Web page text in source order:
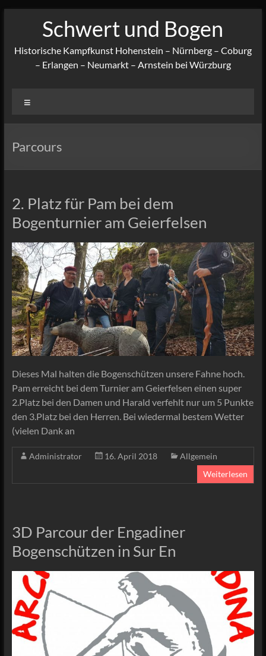
Schwert und Bogen
Historische Kampfkunst Hohenstein – Nürnberg – Coburg
– Erlangen – Neumarkt – Arnstein bei Würzburg
Parcours
2. Platz für Pam bei dem
Bogenturnier am Geierfelsen
Dieses Mal halten die Bogenschützen unsere Fahne hoch.
Pam erreicht bei dem Turnier am Geierfelsen einen super
2.Platz bei den Damen und Harald verfehlt nur um 5 Punkte
den 3.Platz bei den Herren. Bei wiedermal bestem Wetter
(vielen Dank an
Administrator 16. April 2018
Allgemein
Weiterlesen
3D Parcour der Engadiner
Bogenschützen in Sur En